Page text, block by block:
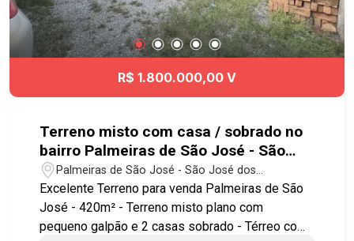
R$ 1.800.000,00 V
Terreno misto com casa / sobrado no
bairro Palmeiras de São José - São
José dos Campos SP
Palmeiras de São José - São José dos
Campos/SP
Excelente Terreno para venda Palmeiras de São
José - 420m² - Terreno misto plano com
pequeno galpão e 2 casas sobrado - Térreo com: